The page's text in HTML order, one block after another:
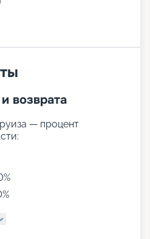
возврата
— процент